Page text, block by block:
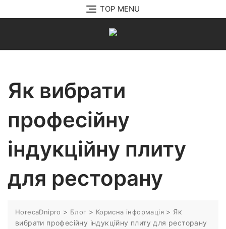
TOP MENU
Як вибрати
професійну
індукційну плиту
для ресторану
HorecaDnipro > Блог > Корисна інформація > Як
вибрати професійну індукційну плиту для ресторану